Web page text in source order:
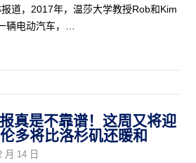
道，2017年，温莎大学教授Rob和Kim
辆电动汽车，…
报真是不靠谱！这周又将迎
多将比洛杉矶还暖和
月 14 日